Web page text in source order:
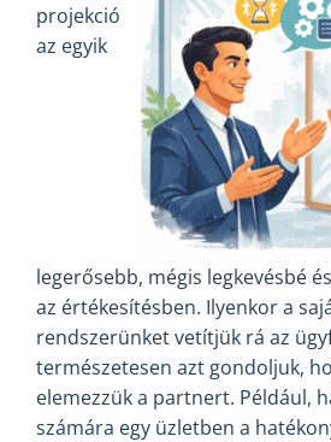
projekció
az egyik
legerősebb, mégis legkevésbé
az értékesítésben. Ilyenkor a
rendszerünket vetítjük rá az
természetesen azt gondoljuk,
elemezzük a partnert. Például,
számára egy üzletben a